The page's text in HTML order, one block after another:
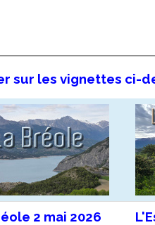
sur les vignettes ci-
2 mai 2026